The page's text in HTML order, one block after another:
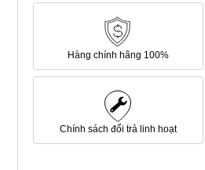
Hàng chính hãng 100%
Chính sách đổi trả linh hoạt